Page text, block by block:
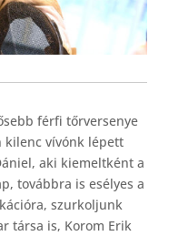
férfi tőrversenye
kilenc vívónk lépett
aki kiemeltként a
továbbra is esélyes a
szurkoljunk
társa is, Korom Erik